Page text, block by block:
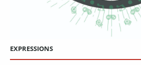
EXPRESSIONS